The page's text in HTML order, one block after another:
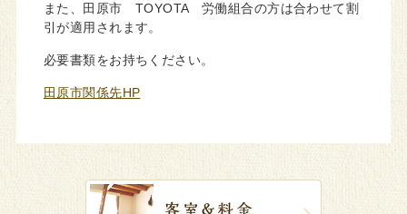
また、田原市 TOYOTA 労働組合の方は合わせて割
引が適用されます。
必要書類をお持ちください。
田原市関係先HP